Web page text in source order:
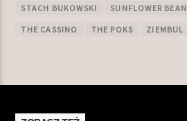
STACH BUKOWSKI SUNFLOWER BEAN
THE CASSINO THE POKS ZIEMBUL